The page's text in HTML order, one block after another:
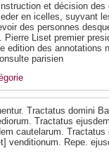
et décision
en icelles, suyvant
des personnes
Liset premier
edition des annotations
parisien
Tractatus domini
Tractatus
cautelarum.
venditionum. Repe.